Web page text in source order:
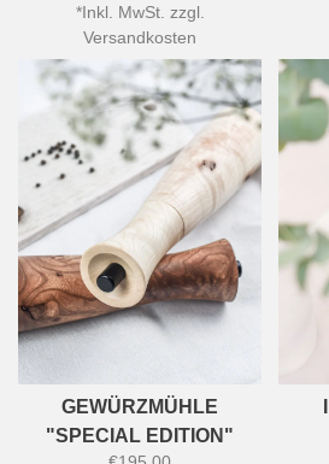
*Inkl. MwSt. zzgl.
Versandkosten
GEWÜRZMÜHLE
"SPECIAL EDITION"